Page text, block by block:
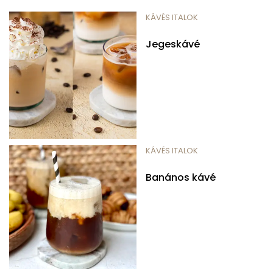
KÁVÉS ITALOK
Jegeskávé
KÁVÉS ITALOK
Banános kávé